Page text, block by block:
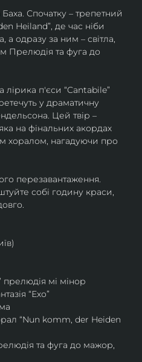
Спочатку – трепетний
Heiland”, де час ніби
а одразу за ним – світла,
Прелюдія та фуга до
п'єси “Cantabile”
у драматичну
Цей твір –
на фінальних акордах
хоралом, нагадуючи про
перезавантаження.
собі годину краси,
прелюдія мі мінор
“Ехо”
“Nun komm, der Heiden
та фуга до мажор,